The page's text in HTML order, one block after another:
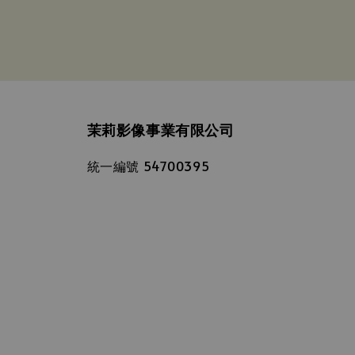
茉莉影像事業有限公司
統一編號 54700395